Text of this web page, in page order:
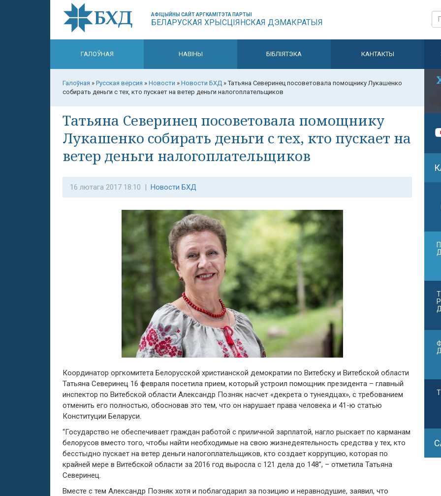
АФІЦЫЙНЫ САЙТ АРГКАМІТЭТА ПАРТЫІ
БЕЛАРУСКАЯ ХРЫСЦІЯНСКАЯ ДЭМАКРАТЫЯ
ГАЛОЎНАЯ НАВІНЫ БІБЛІЯТЭКА КАНТАКТЫ
Галоўная » Русская версия » Новости » Новости БХД »Татьяна Северинец посоветовала помощнику Лукашенко
собирать деньги с тех, кто пускает на ветер деньги налогоплательщиков
Татьяна Северинец посоветовала помощнику
Лукашенко собирать деньги с тех, кто пускает на
ветер деньги налогоплательщиков
16 лютага 2017 18:10 | Новости БХД
Координатор оргкомитета Белорусской христианской демократии по Витебску и Витебской области
Татьяна Северинец 16 февраля посетила прием, который устроил помощник президента – главный
инспектор по Витебской области Александр Позняк насчет «декрета о тунеядцах», с требованием
отменить его полностью, обосновав это тем, что он нарушает права человека и 41-ю статью
Конституции Беларуси.
“Государство не обеспечивает граждан работой с приличной зарплатой, нагло рыскает по карманам
белорусов вместо того, чтобы найти необходимые на свою жизнедеятельность средства у тех, кто
бесстыдно пускает на ветер деньги налогоплательщиков, кто создает коррупцию, которая по
крайней мере в Витебской области за 2016 год выросла с 121 дела до 148”, – отметила Татьяна
Северинец.
Вместе с тем Александр Позняк хотя и поблагодарил за позицию и неравнодушие, заявил, что